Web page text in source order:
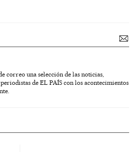
correo una selección de las noticias,
de EL PAÍS con los acontecimientos